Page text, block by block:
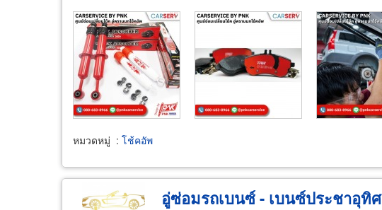
หมวดหมู่ : โช้คอัพ
อู่ซ่อมรถเบนซ์ - เบนซ์ประชาอุทิศ